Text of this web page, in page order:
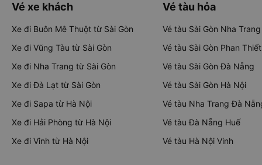
Vé xe khách
Xe đi Buôn Mê Thuột từ Sài Gòn
Xe đi Vũng Tàu từ Sài Gòn
Xe đi Nha Trang từ Sài Gòn
Xe đi Đà Lạt từ Sài Gòn
Xe đi Sapa từ Hà Nội
Xe đi Hải Phòng từ Hà Nội
Xe đi Vinh từ Hà Nội
Vé tàu hỏa
Vé tàu Sài Gòn Nha Trang
Vé tàu Sài Gòn Phan Thiết
Vé tàu Sài Gòn Đà Nẵng
Vé tàu Sài Gòn Hà Nội
Vé tàu Nha Trang Đà
Vé tàu Đà Nẵng Huế
Vé tàu Hà Nội Vinh